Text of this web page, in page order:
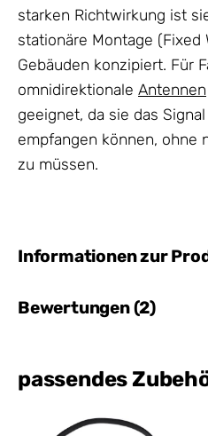
starken Richtwirkung ist
stationäre Montage (Fixed
Gebäuden konzipiert. Für
omnidirektionale Antennen
geeignet, da sie das
empfangen können, ohne
zu müssen.
Informationen zur
Bewertungen (2)
passendes